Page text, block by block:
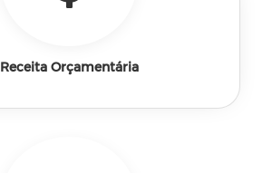
Receita Orçamentária